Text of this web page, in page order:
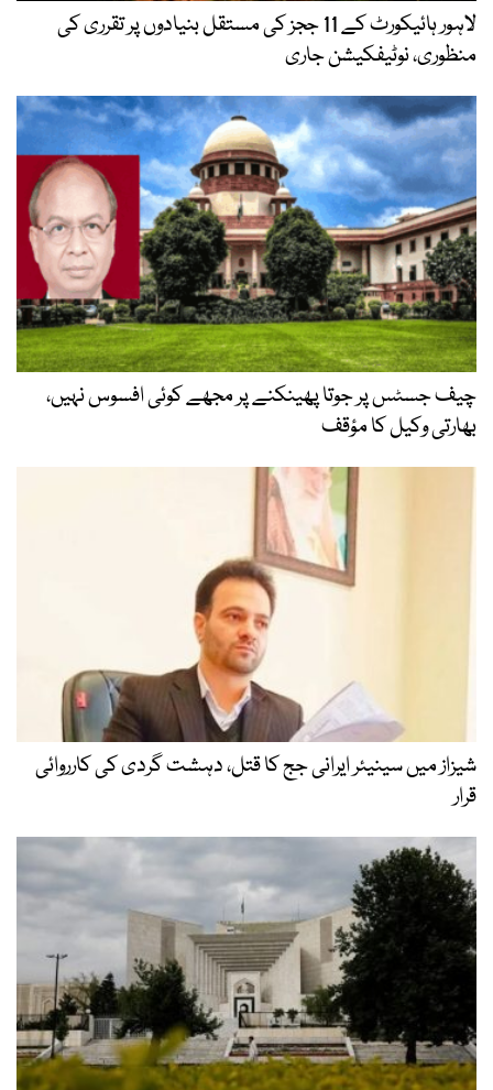
لاہور ہائیکورٹ کے 11 ججز کی مستقل بنیادوں پر تقرری کی
منظوری، نوٹیفکیشن جاری
چیف جسٹس پر جوتا پھینکنے پر مجھے کوئی افسوس نہیں،
بھارتی وکیل کا مؤقف
شیزاز میں سینیئر ایرانی جج کا قتل، دہشت گردی کی کارروائی
قرار